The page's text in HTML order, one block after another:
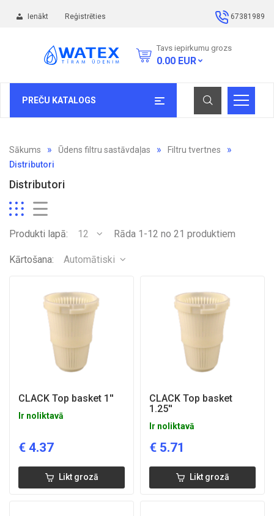
Ienākt Reģistrēties 67381989
Tavs iepirkumu grozs
0.00 EUR
PREČU KATALOGS
Sākums Ūdens filtru sastāvdaļas
Filtru tvertnes
Distributori
Distributori
Produkti lapā: 12 Rāda 1-12 no 21 produktiem
Kārtošana: Automātiski
CLACK Top basket 1''
Ir noliktavā
€ 4.37
Likt grozā
CLACK Top basket
1.25''
Ir noliktavā
€ 5.71
Likt grozā